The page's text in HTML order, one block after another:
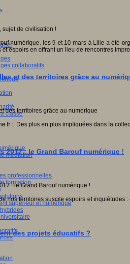
collaboratifs
classe
médiation
professionnelles
formation
supérieur et numérique
numérique, les 9 et 10 mars à Lille a été
espoirs en offrant un lieu de rencontres
et des territoires grâce au
: Des plus en plus impliquées dans la
2017 : le Grand Barouf numérique !
nos territoires suscite espoirs et inquiétudes
des projets éducatifs ?